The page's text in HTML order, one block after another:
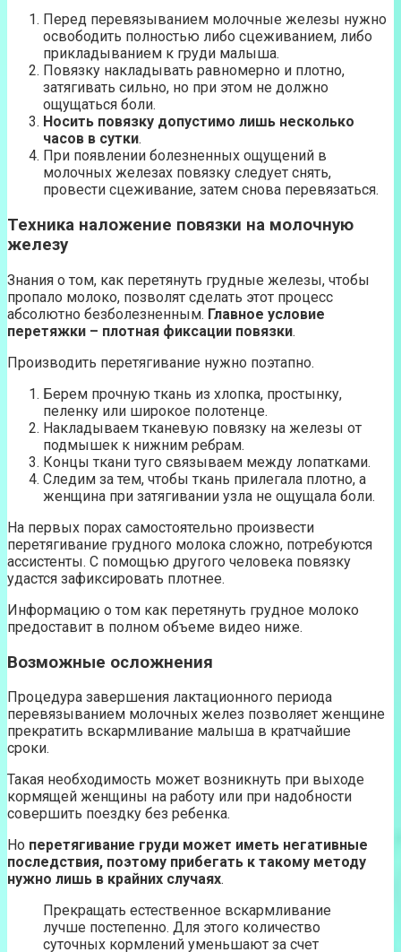
Перед перевязыванием молочные железы нужно
освободить полностью либо сцеживанием, либо
прикладыванием к груди малыша.
Повязку накладывать равномерно и плотно,
затягивать сильно, но при этом не должно
ощущаться боли.
Носить повязку допустимо лишь несколько
часов в сутки.
При появлении болезненных ощущений в
молочных железах повязку следует снять,
провести сцеживание, затем снова перевязаться.
Техника наложение повязки на молочную
железу
Знания о том, как перетянуть грудные железы, чтобы
пропало молоко, позволят сделать этот процесс
абсолютно безболезненным. Главное условие
перетяжки – плотная фиксации повязки.
Производить перетягивание нужно поэтапно.
Берем прочную ткань из хлопка, простынку,
пеленку или широкое полотенце.
Накладываем тканевую повязку на железы от
подмышек к нижним ребрам.
Концы ткани туго связываем между лопатками.
Следим за тем, чтобы ткань прилегала плотно, а
женщина при затягивании узла не ощущала боли.
На первых порах самостоятельно произвести
перетягивание грудного молока сложно, потребуются
ассистенты. С помощью другого человека повязку
удастся зафиксировать плотнее.
Информацию о том как перетянуть грудное молоко
предоставит в полном объеме видео ниже.
Возможные осложнения
Процедура завершения лактационного периода
перевязыванием молочных желез позволяет женщине
прекратить вскармливание малыша в кратчайшие
сроки.
Такая необходимость может возникнуть при выходе
кормящей женщины на работу или при надобности
совершить поездку без ребенка.
Но перетягивание груди может иметь негативные
последствия, поэтому прибегать к такому методу
нужно лишь в крайних случаях.
Прекращать естественное вскармливание
лучше постепенно. Для этого количество
суточных кормлений уменьшают за счет